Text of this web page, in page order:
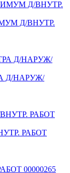
Д/ВНУТР.
Д/НАРУЖ/
РАБОТ